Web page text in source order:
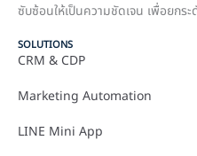
ซับซ้อนให้เป็นความชัดเจน เพื่อยก
SOLUTIONS
CRM & CDP
Marketing Automation
LINE Mini App